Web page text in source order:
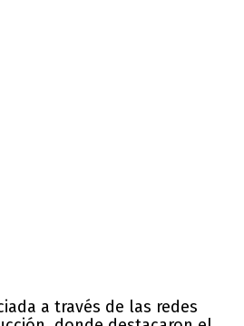
a través de las redes